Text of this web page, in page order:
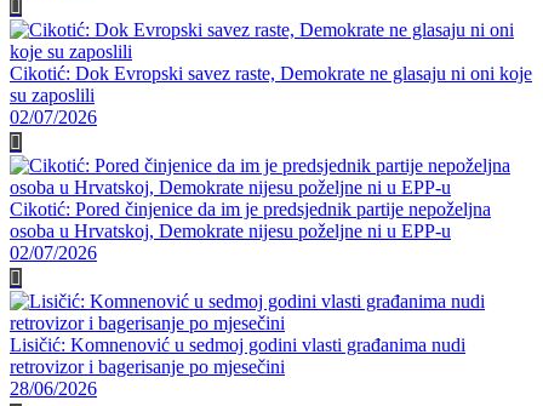
Cikotić: Dok Evropski savez raste, Demokrate ne glasaju ni oni koje
su zaposlili
02/07/2026
Cikotić: Pored činjenice da im je predsjednik partije nepoželjna
osoba u Hrvatskoj, Demokrate nijesu poželjne ni u EPP-u
02/07/2026
Lisičić: Komnenović u sedmoj godini vlasti građanima nudi
retrovizor i bagerisanje po mjesečini
28/06/2026